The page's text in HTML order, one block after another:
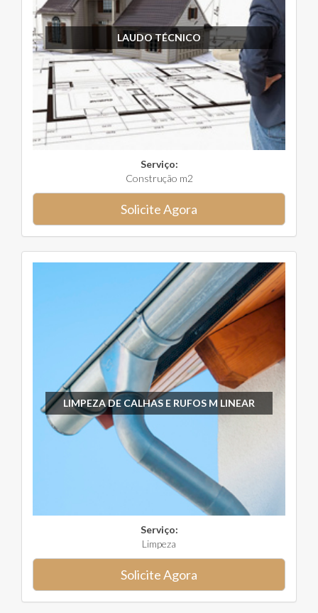
LAUDO TÉCNICO
Serviço:
Construção m2
Solicite Agora
LIMPEZA DE CALHAS E RUFOS M LINEAR
Serviço:
Limpeza
Solicite Agora